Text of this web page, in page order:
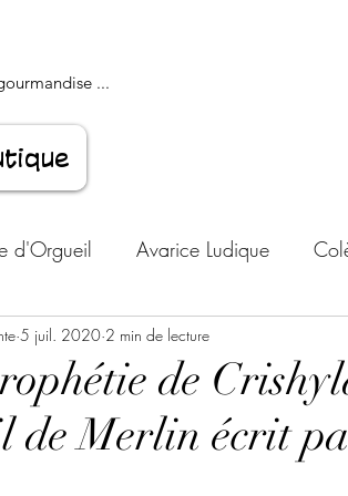
...
d'Orgueil Avarice Ludique
Gourmandise Proscrite
Cœur d'adolescent Archives
de
de Merlin écrit
5 juil. 2020 2 min de lecture